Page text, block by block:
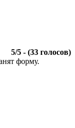
5/5 - (33 голосов)
форму.